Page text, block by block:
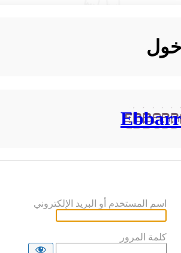
اسم المستخدم أو البريد الإلكتروني
كلمة المرور